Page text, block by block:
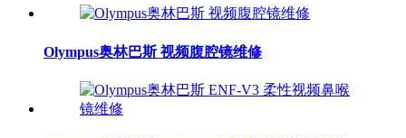
Olympus奥林巴斯 视频腹腔镜维修